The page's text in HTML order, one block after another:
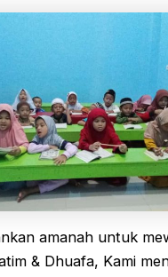
amanah untuk
& Dhuafa, Kami